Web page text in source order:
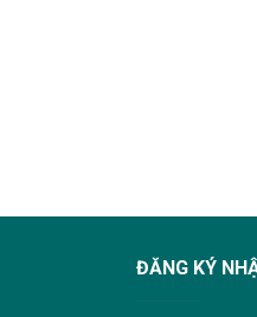
ĐĂNG KÝ